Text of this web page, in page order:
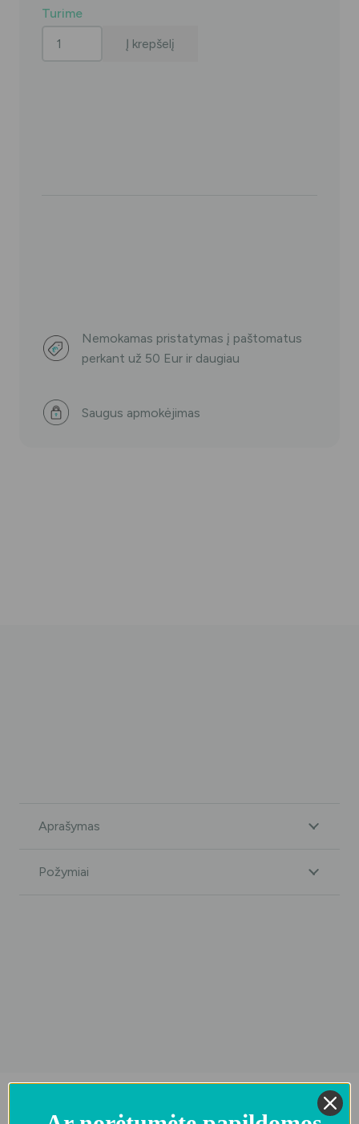
Turime
Į krepšelį
Nemokamas pristatymas į paštomatus
perkant už 50 Eur ir daugiau
Saugus apmokėjimas
Aprašymas
Požymiai